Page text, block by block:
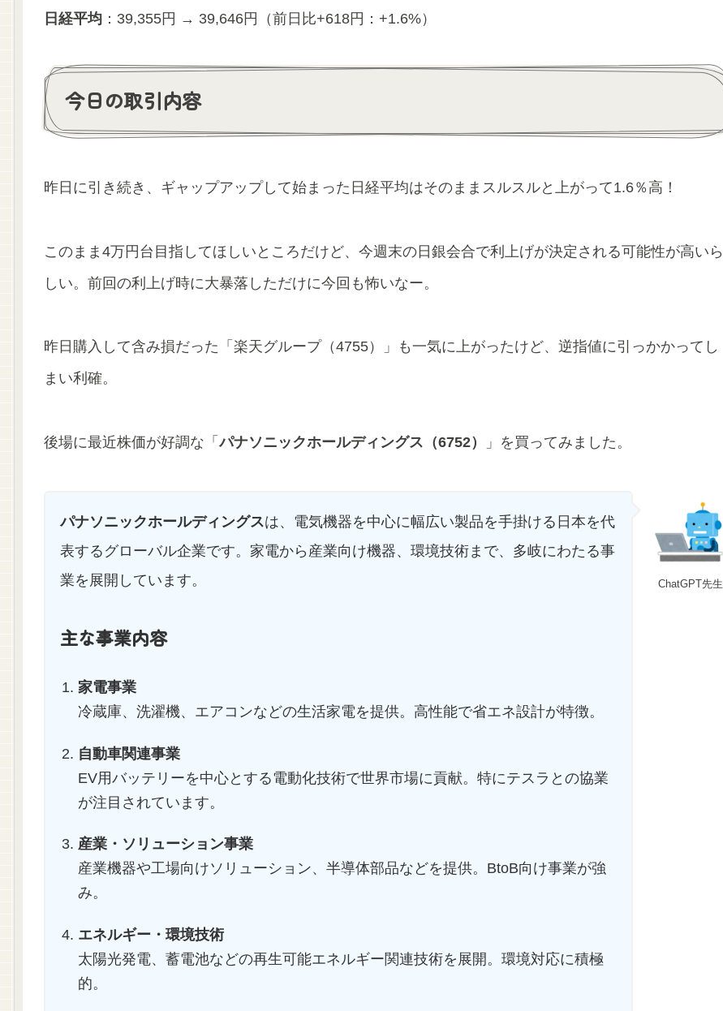
日経平均 ：39,355円 → 39,646円（前日比+618円：+1.6%）
今日の取引内容
昨日に引き続き、ギャップアップして始まった日経平均はそのままスルスルと上がって1.6％高！
このまま4万円台目指してほしいところだけど、今週末の日銀会合で利上げが決定される可能性が高いら
しい。前回の利上げ時に大暴落しただけに今回も怖いなー。
昨日購入して含み損だった「楽天グループ（4755）」も一気に上がったけど、逆指値に引っかかってし
まい利確。
後場に最近株価が好調な「パナソニックホールディングス（6752） 」を買ってみました。
ChatGPT先生
パナソニックホールディングスは、電気機器を中心に幅広い製品を手掛ける日本を代
表するグローバル企業です。家電から産業向け機器、環境技術まで、多岐にわたる事
業を展開しています。
主な事業内容
家電事業
冷蔵庫、洗濯機、エアコンなどの生活家電を提供。高性能で省エネ設計が特徴。
自動車関連事業
EV用バッテリーを中心とする電動化技術で世界市場に貢献。特にテスラとの協業
が注目されています。
産業・ソリューション事業
産業機器や工場向けソリューション、半導体部品などを提供。BtoB向け事業が強
み。
エネルギー・環境技術
太陽光発電、蓄電池などの再生可能エネルギー関連技術を展開。環境対応に積極
的。